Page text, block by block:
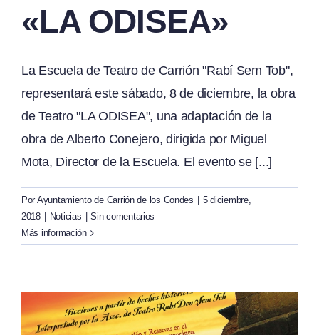
«LA ODISEA»
La Escuela de Teatro de Carrión "Rabí Sem Tob",
representará este sábado, 8 de diciembre, la obra
de Teatro "LA ODISEA", una adaptación de la
obra de Alberto Conejero, dirigida por Miguel
Mota, Director de la Escuela. El evento se [...]
Por Ayuntamiento de Carrión de los Condes
5 diciembre,
2018
Noticias
Sin comentarios
Más información